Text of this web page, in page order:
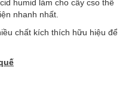
humid làm cho cây cso thể
nhanh nhất.
chất kích thích hữu hiệu để